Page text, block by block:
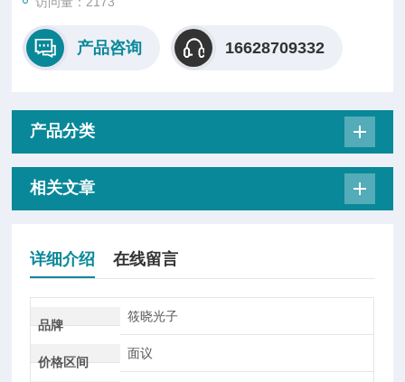
产品咨询 16628709332
产品分类
相关文章
详细介绍 在线留言
品牌
筱晓光子
价格区间
面议